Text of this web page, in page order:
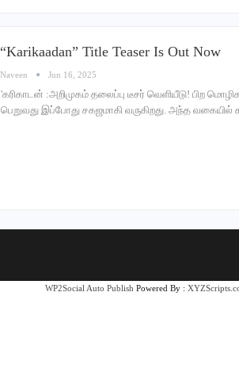
“Karikaadan” Title Teaser Is Out Now
Naveen Jun 16, 2025
'கரிகாடன் :அறிமுகம் தலைப்பு டீசர் வெளியீடு! பிற
பெறுவது இப்போது சகஜமாகி வருகிறது. அந்த
WP2Social Auto Publish Powered By :